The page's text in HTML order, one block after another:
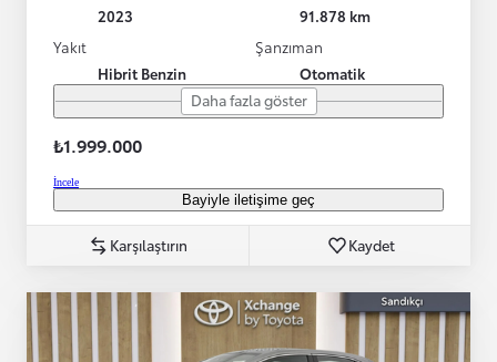
2023
91.878 km
Yakıt
Hibrit Benzin
Şanzıman
Otomatik
Daha fazla göster
₺1.999.000
İncele
Bayiyle iletişime geç
Karşılaştırın Kaydet